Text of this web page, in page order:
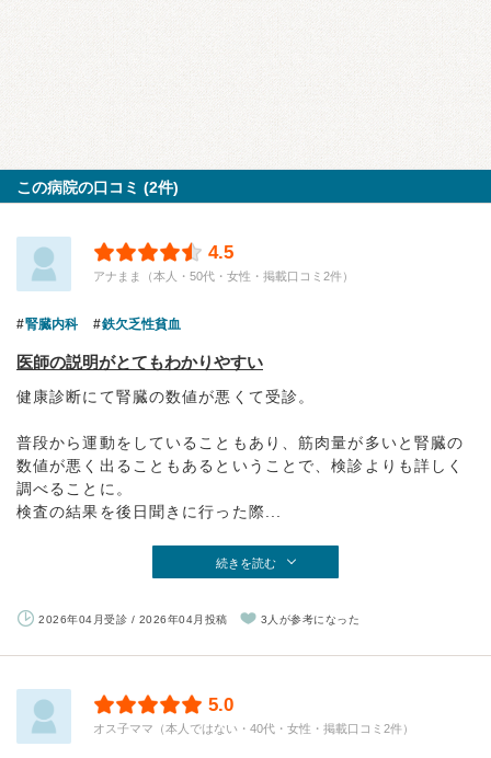
この病院の口コミ (2件)
4.5
アナまま（本人・50代・女性・掲載口コミ2件）
腎臓内科 鉄欠乏性貧血
医師の説明がとてもわかりやすい
健康診断にて腎臓の数値が悪くて受診。
普段から運動をしていることもあり、筋肉量が多いと腎臓の
数値が悪く出ることもあるということで、検診よりも詳しく
調べることに。
検査の結果を後日聞きに行った際...
続きを読む
2026年04月受診 / 2026年04月投稿 3人が参考になった
5.0
オス子ママ（本人ではない・40代・女性・掲載口コミ2件）